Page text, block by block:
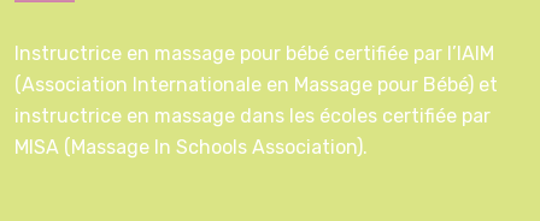
Instructrice en massage pour bébé certifiée par l’IAIM
(Association Internationale en Massage pour Bébé) et
instructrice en massage dans les écoles certifiée par
MISA (Massage In Schools Association).